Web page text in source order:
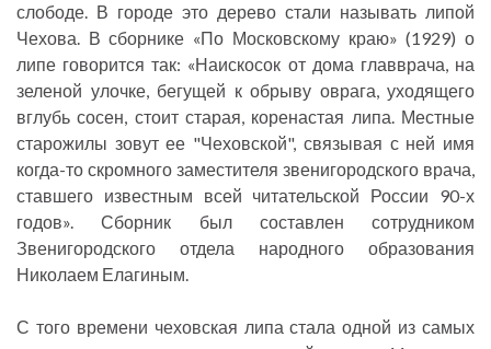
слободе. В городе это дерево стали называть липой
Чехова. В сборнике «По Московскому краю» (1929) о
липе говорится так: «Наискосок от дома главврача, на
зеленой улочке, бегущей к обрыву оврага, уходящего
вглубь сосен, стоит старая, коренастая липа. Местные
старожилы зовут ее "Чеховской", связывая с ней имя
когда-то скромного заместителя звенигородского врача,
ставшего известным всей читательской России 90-х
годов». Сборник был составлен сотрудником
Звенигородского отдела народного образования
Николаем Елагиным.
С того времени чеховская липа стала одной из самых